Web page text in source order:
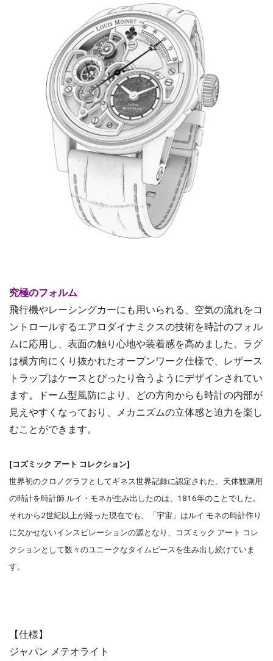
究極のフォルム
飛行機やレーシングカーにも用いられる、空気の流れをコ
ントロールするエアロダイナミクスの技術を時計のフォル
ムに応用し、表面の触り心地や装着感を高めました。ラグ
は横方向にくり抜かれたオープンワーク仕様で、レザース
トラップはケースとぴったり合うようにデザインされてい
ます。ドーム型風防により、どの方向からも時計の内部が
見えやすくなっており、メカニズムの立体感と迫力を楽し
むことができます。
[コズミック アート コレクション]
世界初のクロノグラフとしてギネス世界記録に認定された、天体観測用
の時計を時計師 ルイ・モネが生み出したのは、1816年のことでした。
それから2世紀以上が経った現在でも、「宇宙」はルイ モネの時計作り
に欠かせないインスピレーションの源となり、コズミック アート コレ
クションとして数々のユニークなタイムピースを生み出し続けていま
す。
【仕様】
ジャパン メテオライト